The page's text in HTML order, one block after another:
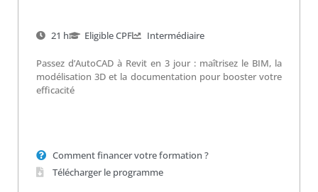
21 h Eligible CPF Intermédiaire
Passez d’AutoCAD à Revit en 3 jour : maîtrisez le BIM, la
modélisation 3D et la documentation pour booster votre
efficacité
Comment financer votre formation ?
Télécharger le programme